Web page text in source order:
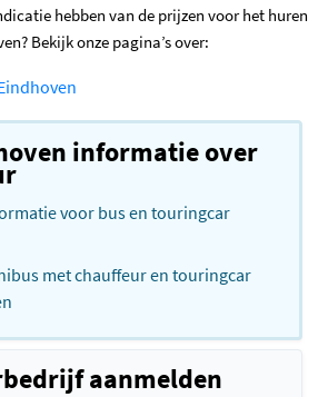
hebben van de prijzen voor het huren
Bekijk onze pagina’s over:
informatie over
voor bus en touringcar
met chauffeur en touringcar
aanmelden